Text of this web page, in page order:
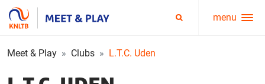
Service
menu
menu
Meet & Play Clubs L.T.C. Uden